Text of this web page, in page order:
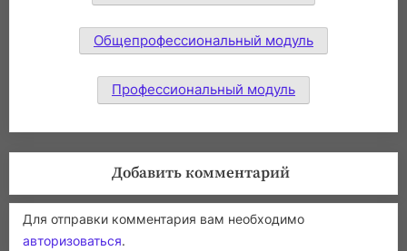
Общепрофессиональный модуль
Профессиональный модуль
Добавить комментарий
Для отправки комментария вам необходимо
авторизоваться.